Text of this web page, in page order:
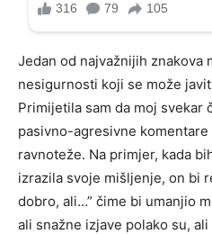
Jedan od najvažnijih znakova
nesigurnosti koji se može
Primijetila sam da moj svekar
pasivno-agresivne
ravnoteže. Na primjer, kada
izrazila svoje mišljenje, on bi
dobro, ali…” čime bi umanjio
ali snažne izjave polako su,